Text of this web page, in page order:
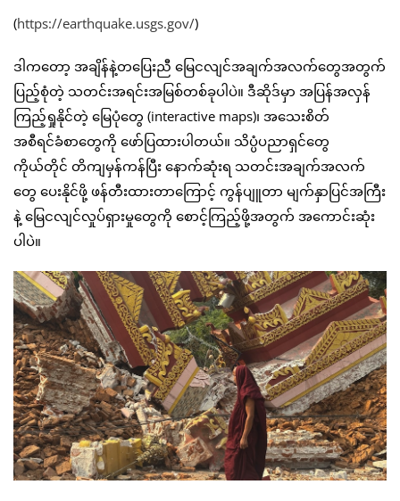
(https://earthquake.usgs.gov/)
ဒါကတော့ အချိန်နဲ့တပြေးညီ မြေငလျင်အချက်အလက်တွေအတွက်
ပြည့်စုံတဲ့ သတင်းအရင်းအမြစ်တစ်ခုပါပဲ။ ဒီဆိုဒ်မှာ အပြန်အလှန်
ကြည့်ရှုနိုင်တဲ့ မြေပုံတွေ (interactive maps)၊ အသေးစိတ်
အစီရင်ခံစာတွေကို ဖော်ပြထားပါတယ်။ သိပ္ပံပညာရှင်တွေ
ကိုယ်တိုင် တိကျမှန်ကန်ပြီး နောက်ဆုံးရ သတင်းအချက်အလက်
တွေ ပေးနိုင်ဖို့ ဖန်တီးထားတာကြောင့် ကွန်ပျူတာ မျက်နှာပြင်အကြီး
နဲ့ မြေငလျင်လှုပ်ရှားမှုတွေကို စောင့်ကြည့်ဖို့အတွက် အကောင်းဆုံး
ပါပဲ။